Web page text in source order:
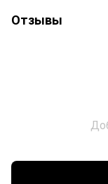
Отзывы